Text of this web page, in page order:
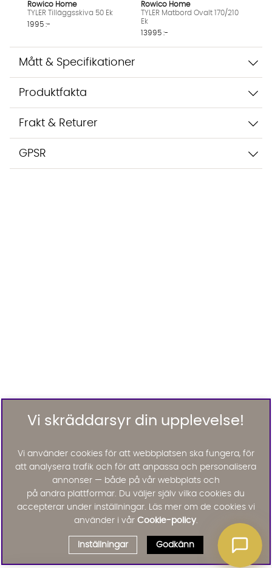
Rowico Home
TYLER Tilläggsskiva 50 Ek
1995 :-
Rowico Home
TYLER Matbord Ovalt 170/210
Ek
13995 :-
Mått & Specifikationer
Produktfakta
Frakt & Returer
GPSR
Vi skräddarsyr din upplevelse!
Vi använder cookies för att webbplatsen ska fungera, för
att analysera trafik och för att anpassa och personalisera
annonser — både på vår webbplats och
på andra plattformar. Du väljer själv vilka cookies du
accepterar under inställningar. Läs mer om de cookies vi
använder i vår Cookie-policy.
Inställningar Godkänn